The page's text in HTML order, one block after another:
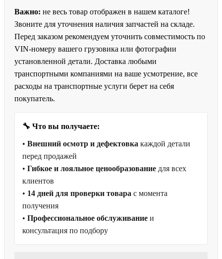
Важно: не весь товар отображен в нашем каталоге!
Звоните для уточнения наличия запчастей на складе.
Перед заказом рекомендуем уточнить совместимость по
VIN-номеру вашего грузовика или фотографии
установленной детали. Доставка любыми
транспортными компаниями на ваше усмотрение, все
расходы на транспортные услуги берет на себя
покупатель.
🔧 Что вы получаете:
• Внешний осмотр и дефектовка каждой детали
перед продажей
• Гибкое и лояльное ценообразование для всех
клиентов
• 14 дней для проверки товара с момента
получения
• Профессиональное обслуживание и
консультация по подбору